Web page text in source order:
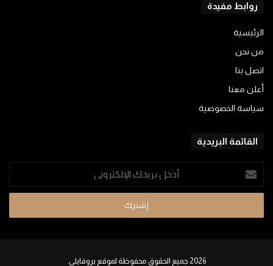
روابط مفيدة
الرئيسية
من نحن
اتصل بنا
أعلن معنا
سياسة الخصوصية
القائمة البريدية
أدخل
بريدك
الإلكتروني
2026 جميع الحقوق محفوظة لموقع بروفايلي.